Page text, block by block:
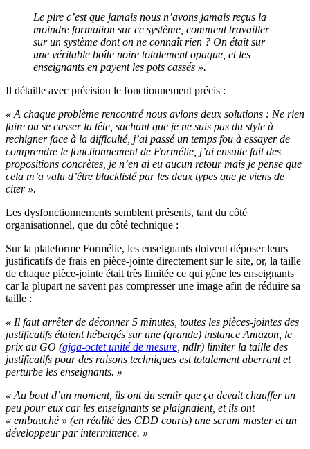
Le pire c’est que jamais nous n’avons jamais reçus la
moindre formation sur ce système, comment travailler
sur un système dont on ne connaît rien ? On était sur
une véritable boîte noire totalement opaque, et les
enseignants en payent les pots cassés ».
Il détaille avec précision le fonctionnement précis :
« A chaque problème rencontré nous avions deux solutions : Ne rien
faire ou se casser la tête, sachant que je ne suis pas du style à
rechigner face à la difficulté, j’ai passé un temps fou à essayer de
comprendre le fonctionnement de Formélie, j’ai ensuite fait des
propositions concrètes, je n’en ai eu aucun retour mais je pense que
cela m’a valu d’être blacklisté par les deux types que je viens de
citer ».
Les dysfonctionnements semblent présents, tant du côté
organisationnel, que du côté technique :
Sur la plateforme Formélie, les enseignants doivent déposer leurs
justificatifs de frais en pièce-jointe directement sur le site, or, la taille
de chaque pièce-jointe était très limitée ce qui gêne les enseignants
car la plupart ne savent pas compresser une image afin de réduire sa
taille :
« Il faut arrêter de déconner 5 minutes, toutes les pièces-jointes des
justificatifs étaient hébergés sur une (grande) instance Amazon, le
prix au GO (giga-octet unité de mesure , ndlr) limiter la taille des
justificatifs pour des raisons techniques est totalement aberrant et
perturbe les enseignants. »
« Au bout d’un moment, ils ont du sentir que ça devait chauffer un
peu pour eux car les enseignants se plaignaient, et ils ont
« embauché » (en réalité des CDD courts) une scrum master et un
développeur par intermittence. »